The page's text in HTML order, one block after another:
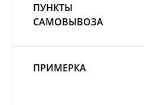
ПУНКТЫ
САМОВЫВОЗА
ПРИМЕРКА